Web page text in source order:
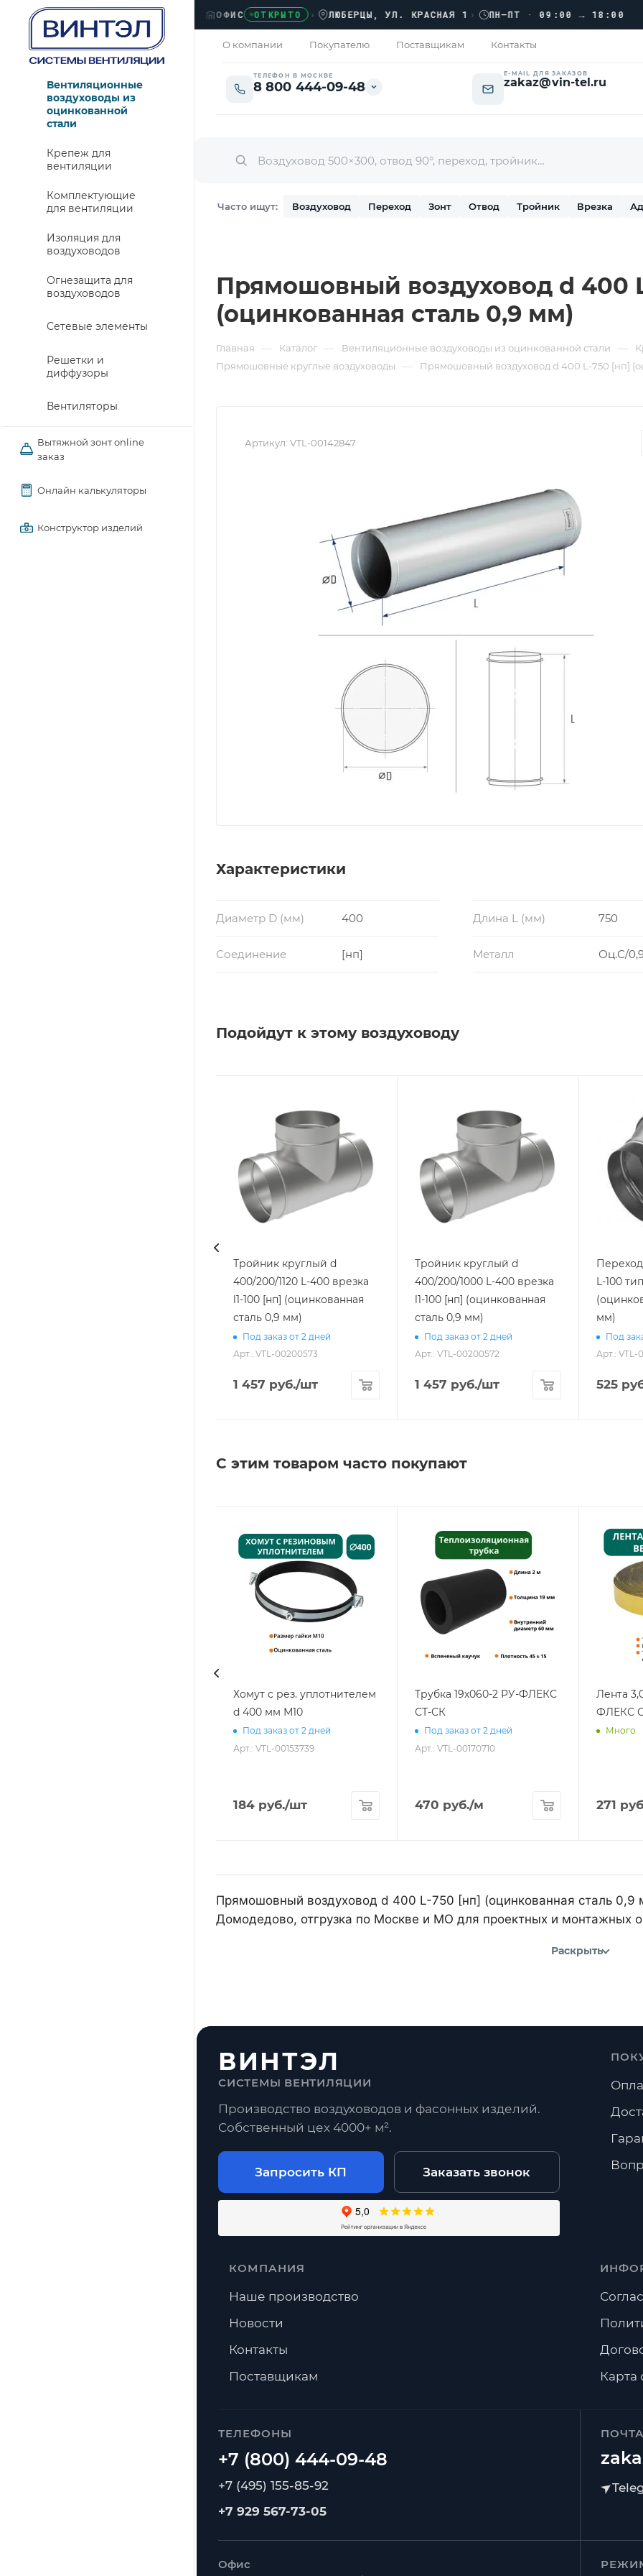
ОФИС ОТКРЫТО › ЛЮБЕРЦЫ, УЛ. КРАСНАЯ 1 › ПН–ПТ · 09:00 → 18:00
О компании Покупателю Поставщикам Контакты
ТЕЛЕФОН В МОСКВЕ
8 800 444-09-48
E-MAIL ДЛЯ ЗАКАЗОВ
zakaz@vin-tel.ru
Часто ищут: Воздуховод Переход Зонт Отвод Тройник Врезка
Вентиляционные
воздуховоды из
оцинкованной
стали
Крепеж для
вентиляции
Комплектующие
для вентиляции
Изоляция для
воздуховодов
Огнезащита для
воздуховодов
Сетевые элементы
Решетки и
диффузоры
Вентиляторы
Вытяжной зонт online
заказ
Онлайн калькуляторы
Конструктор изделий
Прямошовный воздуховод d 400
(оцинкованная сталь 0,9 мм)
Главная — Каталог — Вентиляционные воздуховоды из оцинкованной стали —
Прямошовные круглые воздуховоды
— Прямошовный воздуховод d 400 L-750 [нп]
Артикул: VTL-00142847
Характеристики
Диаметр D (мм) 400 Длина L (мм) 750
Соединение [нп] Металл Оц.С/
Подойдут к этому воздуховоду
Тройник круглый d
400/200/1120 L-400 врезка
l1-100 [нп] (оцинкованная
сталь 0,9 мм)
Под заказ от 2 дней
Арт.: VTL-00200573
1 457 руб./шт
Тройник круглый d
400/200/1000 L-400 врезка
l1-100 [нп] (оцинкованная
сталь 0,9 мм)
Под заказ от 2 дней
Арт.: VTL-00200572
1 457 руб./шт
L-100
мм)
Под
Арт.: VTL-
525
С этим товаром часто покупают
Хомут с рез. уплотнителем
d 400 мм М10
Под заказ от 2 дней
Арт.: VTL-00153739
184 руб./шт
Трубка 19х060-2 РУ-ФЛЕКС
СТ-СК
Под заказ от 2 дней
Арт.: VTL-00170710
470 руб./м
Лента
ФЛЕКС
Много
271
Прямошовный воздуховод d 400 L-750 [нп] (оцинкованная сталь
Домодедово, отгрузка по Москве и МО для проектных и монтажных
Раскрыть
ВИНТЭЛ
СИСТЕМЫ ВЕНТИЛЯЦИИ
Производство воздуховодов и фасонных изделий.
Собственный цех 4000+ м².
Запросить КП Заказать звонок
ТЕЛЕФОНЫ
+7 (495) 155-85-92
+7 929 567-73-05
Офис
КОМПАНИЯ
Наше производство
Новости
Контакты
Поставщикам
Карта